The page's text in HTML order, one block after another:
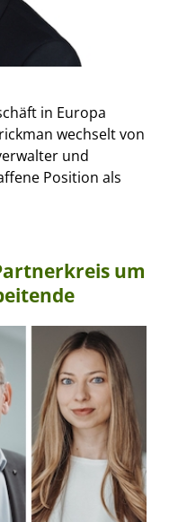
in Europa
wechselt von
und
Position als
um